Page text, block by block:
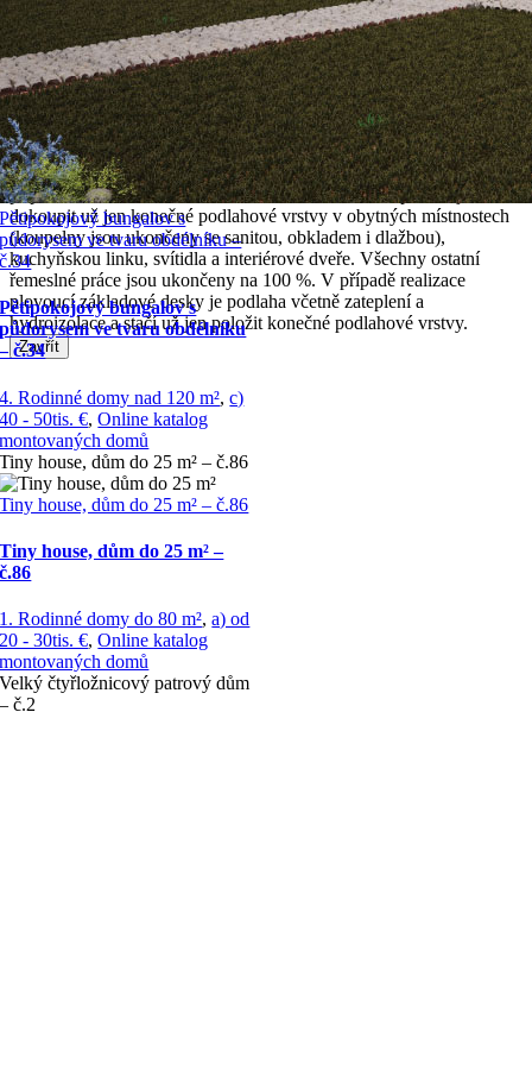
Pětipokojový bungalov s
půdorysem ve tvaru obdélníku –
č.34
Pětipokojový bungalov s
půdorysem ve tvaru obdélníku
– č.34
4. Rodinné domy nad 120 m²,c)
40 - 50tis. €,Online katalog
montovaných domů
Tiny house, dům do 25 m² – č.86
Tiny house, dům do 25 m² – č.86
Tiny house, dům do 25 m² –
č.86
1. Rodinné domy do 80 m²,a) od
20 - 30tis. €,Online katalog
montovaných domů
Velký čtyřložnicový patrový dům
– č.2
upravit. Interiér rodinného domu si investor dokončuje ve vlastní
režii.
Zavřít
×
Dům na klíč
Montovaný keramický dům je dokončen zevnitř i zvenku a je
připraven ke kolaudaci. Před nastěhováním si klient potřebuje
dokoupit už jen konečné podlahové vrstvy v obytných místnostech
(koupelny jsou ukončeny se sanitou, obkladem i dlažbou),
kuchyňskou linku, svítidla a interiérové ​​dveře. Všechny ostatní
řemeslné práce jsou ukončeny na 100 %. V případě realizace
plovoucí základové desky je podlaha včetně zateplení a
hydroizolace a stačí už jen položit konečné podlahové vrstvy.
Zavřít